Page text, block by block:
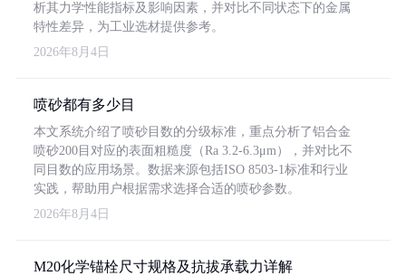
析其力学性能指标及影响因素，并对比不同状态下的金属
特性差异，为工业选材提供参考。
2026年8月4日
喷砂都有多少目
本文系统介绍了喷砂目数的分级标准，重点分析了铝合金
喷砂200目对应的表面粗糙度（Ra 3.2-6.3μm），并对比不
同目数的应用场景。数据来源包括ISO 8503-1标准和行业
实践，帮助用户根据需求选择合适的喷砂参数。
2026年8月4日
M20化学锚栓尺寸规格及抗拔承载力详解